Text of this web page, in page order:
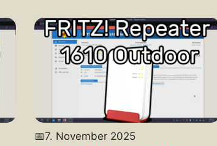
📅7. November 2025